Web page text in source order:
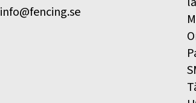
info@fencing.se